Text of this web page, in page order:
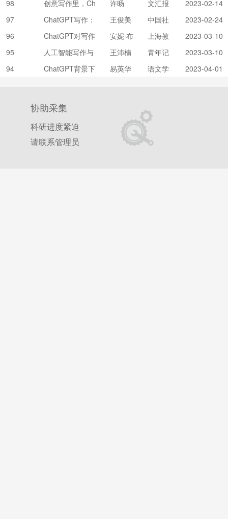
98
创意写作里，Ch
的是什么
许旸 文汇报
2023-02-14
97
ChatGPT写作：
出版界怎么看
王俊美
中国社
会科学
报
2023-02-24
96
ChatGPT对写作
教学意味着什么?
安妮·布
鲁德;赵
佩瑶
上海教
育
2023-03-10
95
人工智能写作与
算法素养教育的
兴起——以Chat
王沛楠
青年记
2023-03-10
94
ChatGPT背景下
易英华
语文学
2023-04-01
协助采集
科研进度紧迫
请联系管理员